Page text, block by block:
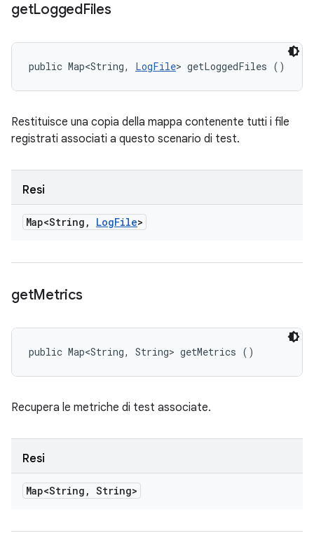
getLoggedFiles
public Map<String, LogFile> getLoggedFiles ()
Restituisce una copia della mappa contenente tutti i file
registrati associati a questo scenario di test.
Resi
Map<String , LogFile>
getMetrics
public Map<String, String> getMetrics ()
Recupera le metriche di test associate.
Resi
Map<String , String>